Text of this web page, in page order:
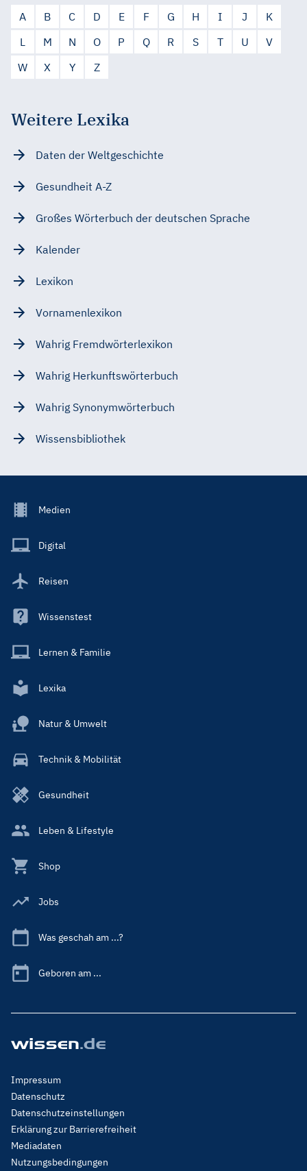
A B C D E F G H I J
K
L
M N O P Q R S T U
V
W
X Y Z
Weitere Lexika
Daten der Weltgeschichte
Gesundheit A-Z
Großes Wörterbuch der deutschen Sprache
Kalender
Lexikon
Vornamenlexikon
Wahrig Fremdwörterlexikon
Wahrig Herkunftswörterbuch
Wahrig Synonymwörterbuch
Wissensbibliothek
Footer
Main
Medien
Digital
Reisen
Wissenstest
Lernen & Familie
Lexika
Natur & Umwelt
Technik & Mobilität
Gesundheit
Leben & Lifestyle
Shop
Jobs
Was geschah am ...?
Geboren am ...
Footer
Menu
Legal
Impressum
Datenschutz
Datenschutzeinstellungen
Erklärung zur Barrierefreiheit
Mediadaten
Nutzungsbedingungen